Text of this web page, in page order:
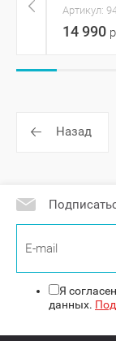
Артикул:
14 990
Назад
Я
данных.